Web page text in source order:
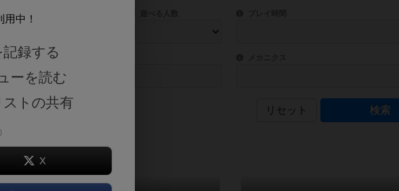
クス名を対象にフリーワード検索ができます。
デザイナー名を指定して検索できます。
ザイナー
世界観や登場人物などモチーフ・ストーリーを指定することができます。直感的にゲームシステムを理
テーマ/フレーバー
リセット
中！
録する
ーを読む
トの共有
X